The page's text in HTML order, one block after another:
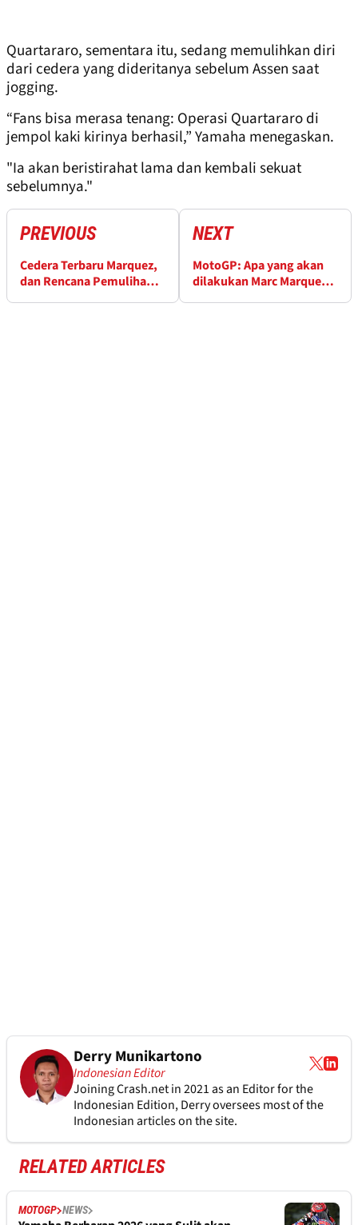
Quartararo, sementara itu, sedang memulihkan diri
dari cedera yang dideritanya sebelum Assen saat
jogging.
“Fans bisa merasa tenang: Operasi Quartararo di
jempol kaki kirinya berhasil,” Yamaha menegaskan.
"Ia akan beristirahat lama dan kembali sekuat
sebelumnya."
PREVIOUS
Cedera Terbaru Marquez,
dan Rencana Pemulihan
NEXT
MotoGP: Apa yang akan
dilakukan Marc Marquez
Derry Munikartono
Indonesian Editor
Joining Crash.net in 2021 as an Editor for the
Indonesian Edition, Derry oversees most of the
Indonesian articles on the site.
RELATED ARTICLES
MOTOGP NEWS